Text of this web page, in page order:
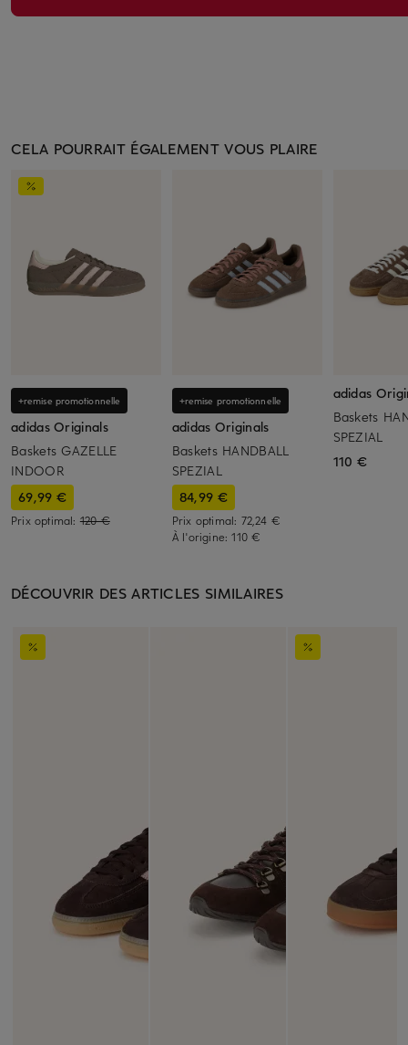
CELA POURRAIT ÉGALEMENT VOUS PLAIRE
+remise promotionnelle
adidas Originals
Baskets GAZELLE
INDOOR
69,99 €
Prix optimal: 120 €
+remise promotionnelle
adidas Originals
Baskets HANDBALL
SPEZIAL
84,99 €
Prix optimal: 72,24 €
À l'origine:110 €
adidas
Baskets
SPEZIAL
110 €
DÉCOUVRIR DES ARTICLES SIMILAIRES